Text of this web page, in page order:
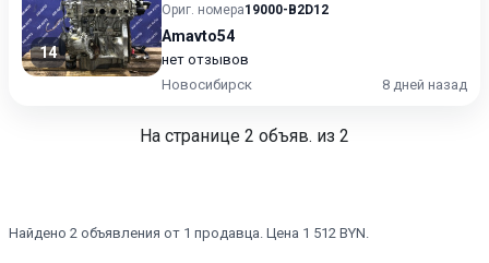
14
Ориг. номера19000-B2D12
Amavto54
нет отзывов
Новосибирск
8 дней назад
На странице 2 объяв. из 2
Найдено 2 объявления от 1 продавца. Цена 1 512 BYN.